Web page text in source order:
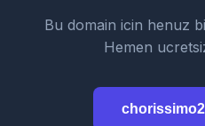
Bu domain icin henuz
Hemen